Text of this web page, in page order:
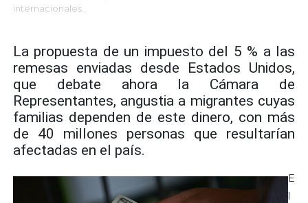
internacionales.,
La propuesta de un impuesto del 5 % a las
remesas enviadas desde Estados Unidos,
que debate ahora la Cámara de
Representantes, angustia a migrantes cuyas
familias dependen de este dinero, con más
de 40 millones personas que resultarían
afectadas en el país.
E
l